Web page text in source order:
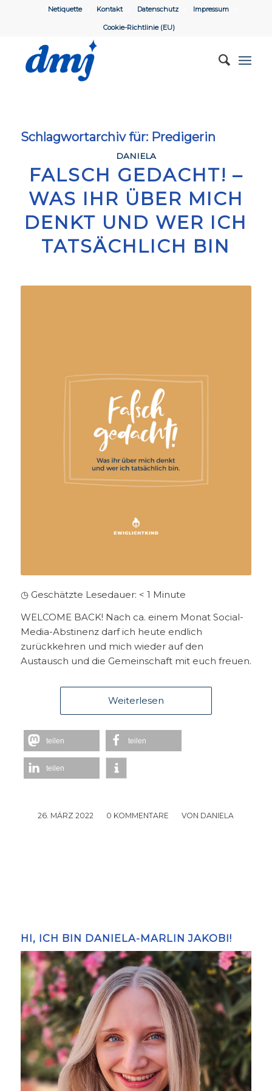
Netiquette Kontakt Datenschutz Impressum
Cookie-Richtlinie (EU)
Schlagwortarchiv für: Predigerin
DANIELA
FALSCH GEDACHT! –
WAS IHR ÜBER MICH
DENKT UND WER ICH
TATSÄCHLICH BIN
◷ Geschätzte Lesedauer: < 1 Minute
WELCOME BACK! Nach ca. einem Monat Social-
Media-Abstinenz darf ich heute endlich
zurückkehren und mich wieder auf den
Austausch und die Gemeinschaft mit euch freuen.
Weiterlesen
teilen teilen
teilen
26. MÄRZ 2022
/ 0 KOMMENTARE
/ VON DANIELA
HI, ICH BIN DANIELA-MARLIN JAKOBI!